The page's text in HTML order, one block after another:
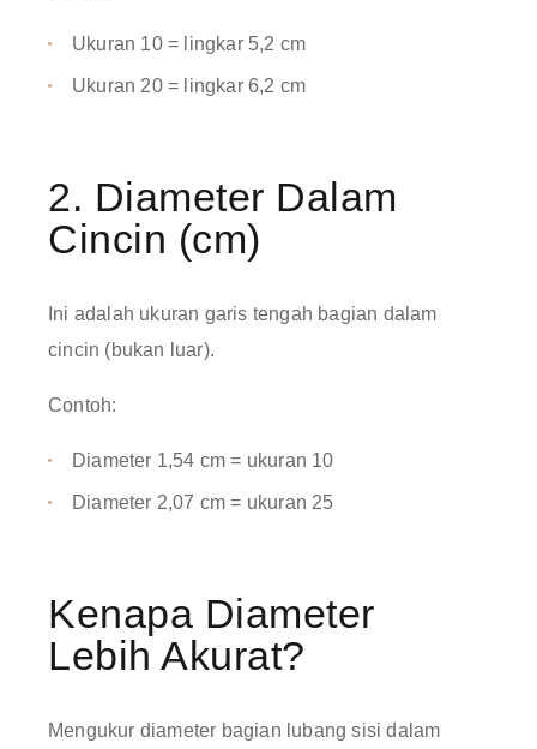
Ukuran 10 = lingkar 5,2 cm
Ukuran 20 = lingkar 6,2 cm
2. Diameter Dalam
Cincin (cm)
Ini adalah ukuran garis tengah bagian dalam
cincin (bukan luar).
Contoh:
Diameter 1,54 cm = ukuran 10
Diameter 2,07 cm = ukuran 25
Kenapa Diameter
Lebih Akurat?
Mengukur diameter bagian lubang sisi dalam